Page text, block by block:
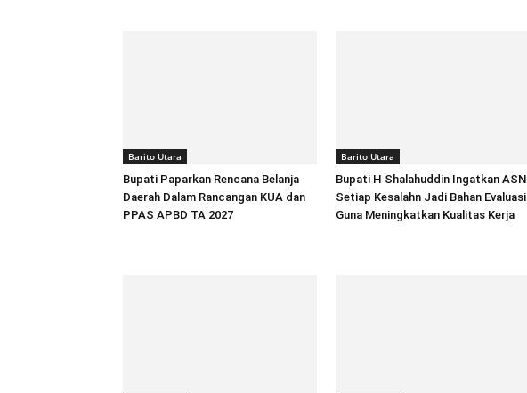
Barito Utara
Bupati Paparkan Rencana Belanja
Daerah Dalam Rancangan KUA dan
PPAS APBD TA 2027
Barito Utara
Bupati H Shalahuddin Ingatkan ASN
Setiap Kesalahn Jadi Bahan Evaluasi
Guna Meningkatkan Kualitas Kerja